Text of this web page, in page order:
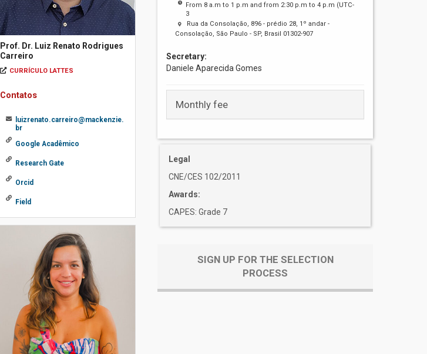
Prof. Dr. Luiz Renato Rodrigues
Carreiro
CURRÍCULO LATTES
Contatos
luizrenato.carreiro@mackenzie.
br
Google Acadêmico
Research Gate
Orcid
Field
From 8 a.m to 1 p.m and from 2:30 p.m to 4 p.m (UTC-
3
Rua da Consolação, 896 - prédio 28, 1º andar -
Consolação, São Paulo - SP, Brasil 01302-907
Secretary:
Daniele Aparecida Gomes
Monthly fee
Legal
CNE/CES 102/2011
Awards:
CAPES: Grade 7
SIGN UP FOR THE SELECTION
PROCESS